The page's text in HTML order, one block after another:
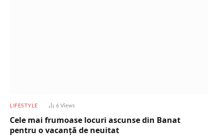
LIFESTYLE 6 Views
Cele mai frumoase locuri ascunse din Banat
pentru o vacanță de neuitat